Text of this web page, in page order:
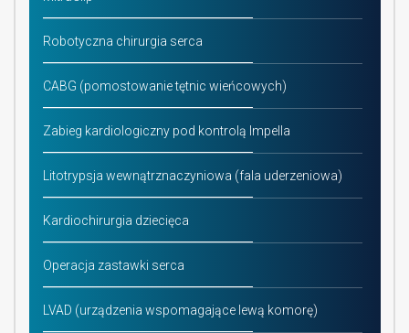
Robotyczna chirurgia serca
CABG (pomostowanie tętnic wieńcowych)
Zabieg kardiologiczny pod kontrolą Impella
Litotrypsja wewnątrznaczyniowa (fala uderzeniowa)
Kardiochirurgia dziecięca
Operacja zastawki serca
LVAD (urządzenia wspomagające lewą komorę)